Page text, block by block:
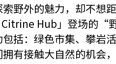
野外的魅力，却不想
Hub」登场的“
括：绿色市集、攀岩
有接触大自然的机会